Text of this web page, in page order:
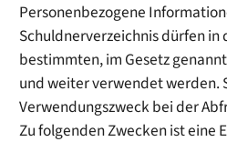
Personenbezogene
Schuldnerverzeichnis dürfen in
bestimmten, im Gesetz
und weiter verwendet werden.
Verwendungszweck bei der
Zu folgenden Zwecken ist eine